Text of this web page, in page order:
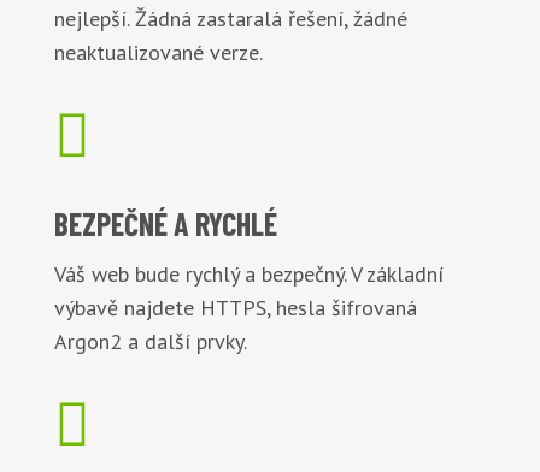
nejlepší. Žádná zastaralá řešení, žádné
neaktualizované verze.

BEZPEČNÉA RYCHLÉ
Váš web bude rychlý a bezpečný. V základní
výbavě najdete HTTPS, hesla šifrovaná
Argon2 a další prvky.
